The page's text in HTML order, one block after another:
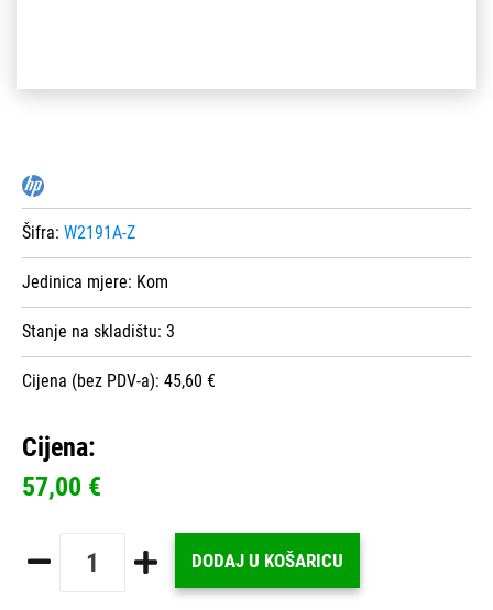
Šifra: W2191A-Z
Jedinica mjere: Kom
Stanje na skladištu: 3
Cijena (bez PDV-a): 45,60 €
Cijena:
57,00 €
DODAJ U KOŠARICU